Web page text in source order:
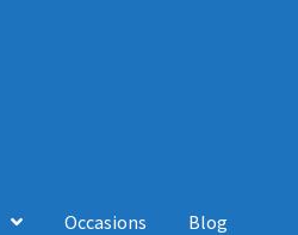
Occasions Blog